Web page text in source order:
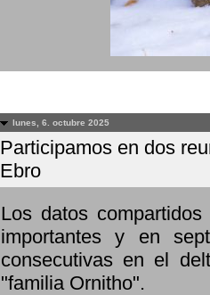
lunes, 6. octubre 2025
Participamos en dos
Ebro
Los datos
importantes y en
consecutivas en el
"familia Ornitho".